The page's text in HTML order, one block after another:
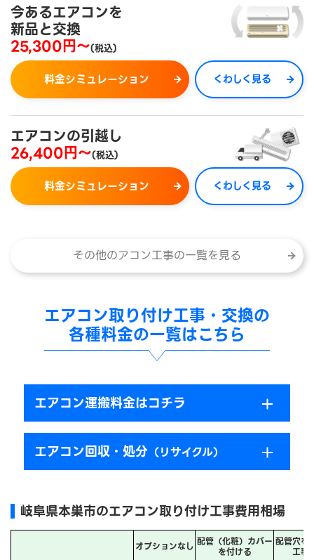
今あるエアコンを
新品と交換
25,300円～(税込)
料金シミュレーション くわしく見る
エアコンの引越し
26,400円～(税込)
料金シミュレーション くわしく見る
その他のアコン工事の一覧を見る
エアコン取り付け工事・交換の
各種料金の一覧はこちら
エアコン運搬料金はコチラ
エアコン回収・処分 （リサイクル）
岐阜県本巣市のエアコン取り付け工事費用相場
オプションなし 配管（化粧）カバー
を付ける
配管穴を
工事